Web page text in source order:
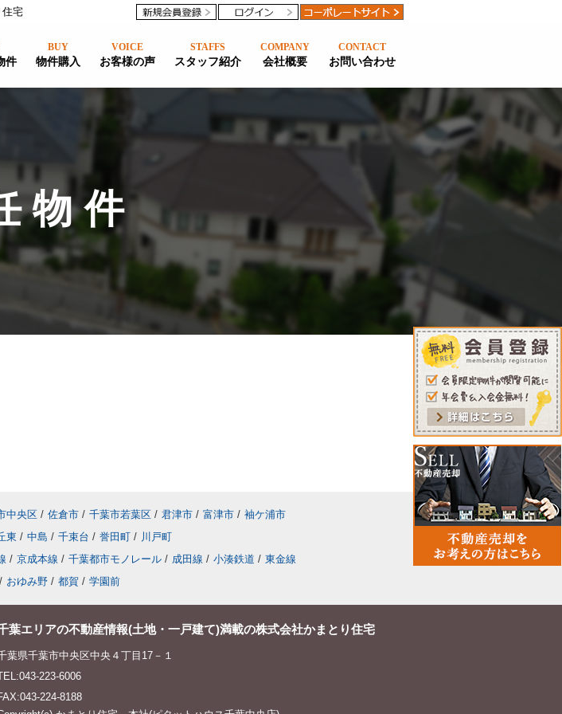
住宅
件
BUY
物件購入
VOICE
お客様の声
STAFFS
スタッフ紹介
COMPANY
会社概要
CONTACT
お問い合わせ
物件
中央区 / 佐倉市 / 千葉市若葉区 / 君津市 / 富津市 / 袖ケ浦市
東 / 中島 / 千束台 / 誉田町 / 川戸町
/ 京成本線 / 千葉都市モノレール / 成田線 / 小湊鉄道 / 東金線
/ おゆみ野 / 都賀 / 学園前
葉エリアの不動産情報(土地・一戸建て)満載の株式会社かまとり住宅
葉県千葉市中央区中央４丁目17－１
223-6006
224-8188